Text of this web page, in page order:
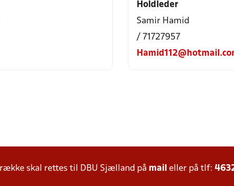
Holdleder
Samir Hamid
/ 71727957
skal rettes til DBU Sjælland på mail eller på tlf: